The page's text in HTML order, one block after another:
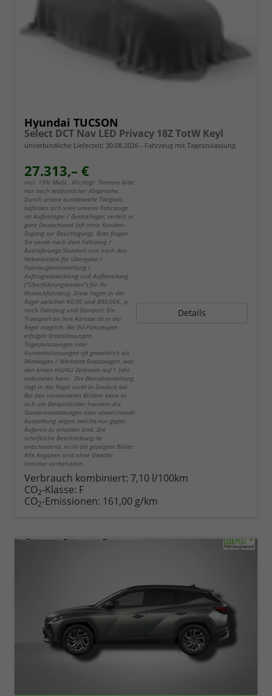
Hyundai TUCSON
Select DCT Nav LED Privacy 18Z TotW Keyl
unverbindliche Lieferzeit: 30.08.2026 Fahrzeug mit Tageszulassung
27.313,– €
incl. 19% MwSt.. Wichtig!: Termine bitte
nur nach telefonischer Absprache.
Durch unsere bundesweite Tätigkeit,
befinden sich viele unserer Fahrzeuge
im Außenlager / Zentrallager, verteilt in
ganz Deutschland (oft ohne Kunden-
Zugang zur Besichtigung). Bitte fragen
Sie vorab nach dem Fahrzeug /
Auslieferungs-Standort und nach den
Nebenkosten für Übergabe /
Fahrzeugbereitstellung /
Auftragsabwicklung und Aufbereitung
("Überführungskosten") für Ihr
Wunschfahrzeug. Diese liegen in der
Regel zwischen 60,00 und 890,00€, je
nach Fahrzeug und Standort. Ein
Transport an Ihre Adresse ist in der
Regel möglich. Bei EU-Fahrzeugen
erfolgen Erstzulassungen,
Tageszulassungen oder
Kurzzeitzulassungen oft gewerblich als
Mietwagen / Werkstatt Ersatzwagen, was
den ersten HU/AU Zeitraum auf 1 Jahr
reduzieren kann. Die Betriebsanleitung
liegt in der Regel nicht in Deutsch bei.
Bei den verwendeten Bildern kann es
sich um Beispielbilder handeln die
Sonderausstattungen oder abweichende
Ausstattung zeigen, welche nur gegen
Aufpreis zu erhalten sind. Die
schriftliche Beschreibung ist
entscheidend, nicht die gezeigten Bilder.
Alle Angaben sind ohne Gewähr.
Irrtümer vorbehalten.
Details
Verbrauch kombiniert: 7,10 l/100km
CO2-Klasse: F
CO2-Emissionen: 161,00 g/km